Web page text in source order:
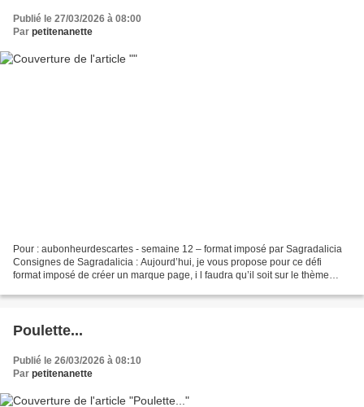
Publié le 27/03/2026 à 08:00
Par petitenanette
Pour : aubonheurdescartes - semaine 12 – format imposé par Sagradalicia
Consignes de Sagradalicia : Aujourd’hui, je vous propose pour ce défi
format imposé de créer un marque page, i l faudra qu’il soit sur le thème
Poulette...
Publié le 26/03/2026 à 08:10
Par petitenanette